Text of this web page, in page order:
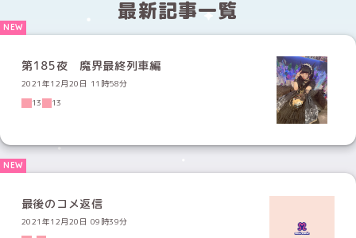
最新記事一覧
第185夜 魔界最終列車編
2021年12月20日 11時58分
13
13
最後のコメ返信
2021年12月20日 09時39分